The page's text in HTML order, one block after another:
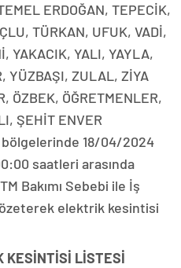
ERDOĞAN, TEPECİK,
TÜRKAN, UFUK, VADİ,
YAKACIK, YALI, YAYLA,
YÜZBAŞI, ZULAL, ZİYA
ÖZBEK, ÖĞRETMENLER,
ŞEHİT ENVER
bölgelerinde 18/04/2024
saatleri arasında
Bakımı Sebebi ile İş
elektrik kesintisi
KESİNTİSİ LİSTESİ